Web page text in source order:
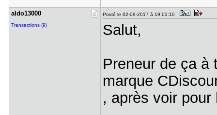
aldo13000
Transactions (9)
Posté le 02-09-2017 à 19:01:10
Salut,
Preneur de ça à
marque
, après voir